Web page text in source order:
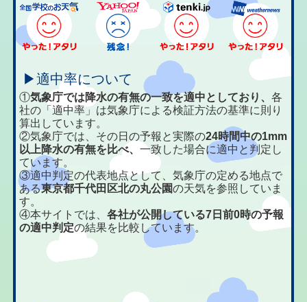
▶適中率について
①気象庁では降水の有無の一致を適中としており、各
社の「適中率」は気象庁による検証方法の基準に則り
算出しています。
②気象庁では、その日の予報と実際の24時間中の1mm
以上降水の有無を比べ、一致した場合に適中と判定し
ています。
③適中判定の代表地点として、気象庁の定める地点で
ある東京都千代田区北の丸公園の天気を参照していま
す。
④本サイトでは、各社が公開している7日前0時の予報
の適中判定の結果を比較しています。